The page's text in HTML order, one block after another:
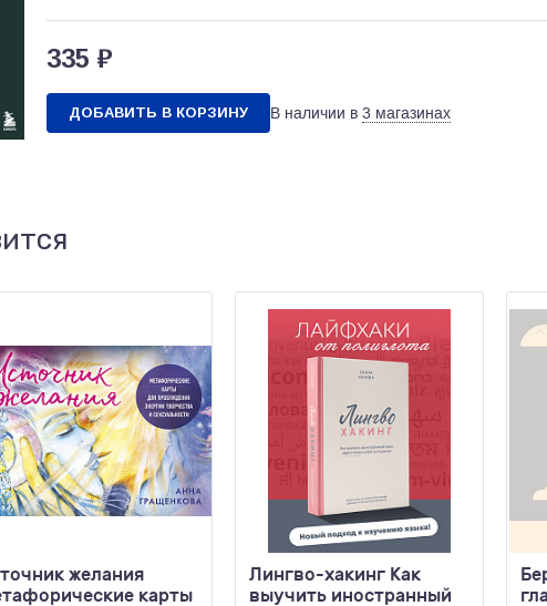
335 ₽
ДОБАВИТЬ В КОРЗИНУ В наличии в 3 магазинах
желания
карты
Лингво-хакинг Как
выучить иностранный